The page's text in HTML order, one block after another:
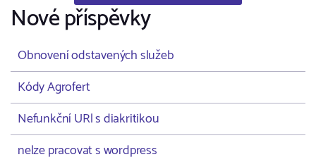
Nové příspěvky
Obnovení odstavených služeb
Kódy Agrofert
Nefunkční URl s diakritikou
nelze pracovat s wordpress